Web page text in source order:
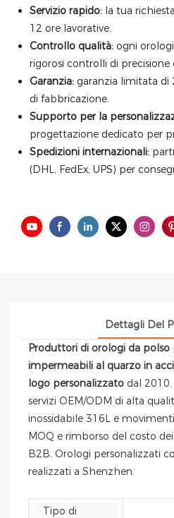
Servizio rapido:la tua
12 ore lavorative.
Controllo qualità:ogni
rigorosi controlli di precisione
Garanzia:garanzia limitata di
di fabbricazione.
Supporto per la
progettazione dedicato per
Spedizioni internazionali:
(DHL, FedEx, UPS) per
Dettagli Del
Produttori di orologi da polso
impermeabili al quarzo in
logo personalizzato dal
servizi OEM/ODM di alta
inossidabile 316L e
MOQ e rimborso del costo
B2B. Orologi personalizzati
realizzati a Shenzhen.
Tipo di